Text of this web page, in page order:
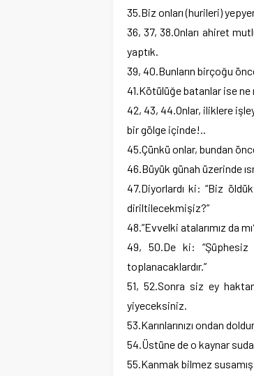
35.Biz onları (hurileri)
36, 37, 38.Onları ahiret
yaptık.
39, 40.Bunların birçoğu
41.Kötülüğe batanlar ise
42, 43, 44.Onlar, iliklere
bir gölge içinde!..
45.Çünkü onlar, bundan
46.Büyük günah üzerinde
47.Diyorlardı ki: “Biz
diriltilecekmişiz?”
48.”Evvelki atalarımız da
49, 50.De ki:
toplanacaklardır.”
51, 52.Sonra siz ey
yiyeceksiniz.
53.Karınlarınızı ondan
54.Üstüne de o kaynar
55.Kanmak bilmez